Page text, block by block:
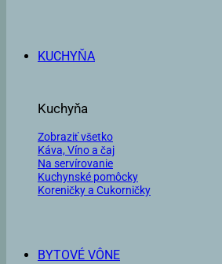
KUCHYŇA
Kuchyňa
Zobraziť všetko
Káva, Víno a čaj
Na servírovanie
Kuchynské pomôcky
Koreničky a Cukorničky
BYTOVÉ VÔNE